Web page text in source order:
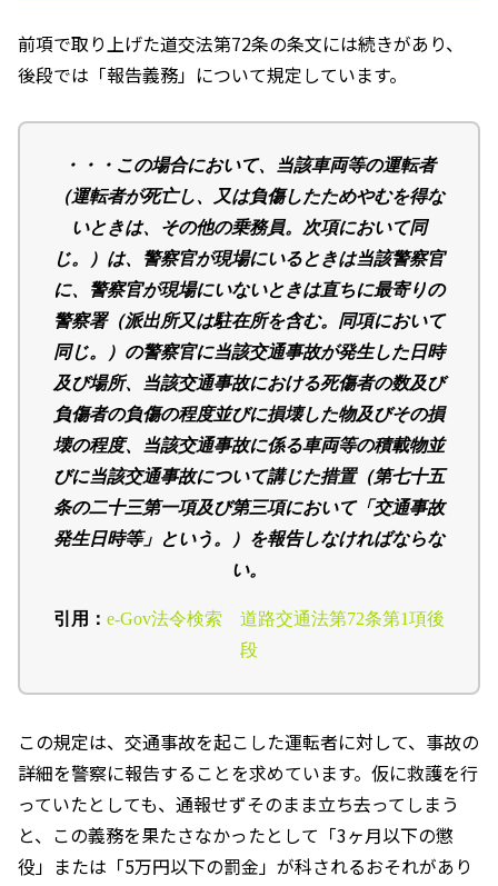
前項で取り上げた道交法第72条の条文には続きがあり、
後段では「報告義務」について規定しています。
・・・この場合において、当該車両等の運転者
（運転者が死亡し、又は負傷したためやむを得な
いときは、その他の乗務員。次項において同
じ。）は、警察官が現場にいるときは当該警察官
に、警察官が現場にいないときは直ちに最寄りの
警察署（派出所又は駐在所を含む。同項において
同じ。）の警察官に当該交通事故が発生した日時
及び場所、当該交通事故における死傷者の数及び
負傷者の負傷の程度並びに損壊した物及びその損
壊の程度、当該交通事故に係る車両等の積載物並
びに当該交通事故について講じた措置（第七十五
条の二十三第一項及び第三項において「交通事故
発生日時等」という。）を報告しなければならな
い。
引用： e-Gov法令検索 道路交通法第72条第1項後
段
この規定は、交通事故を起こした運転者に対して、事故の
詳細を警察に報告することを求めています。仮に救護を行
っていたとしても、通報せずそのまま立ち去ってしまう
と、この義務を果たさなかったとして「3ヶ月以下の懲
役」または「5万円以下の罰金」が科されるおそれがあり